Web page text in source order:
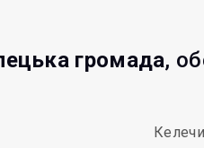
громада,